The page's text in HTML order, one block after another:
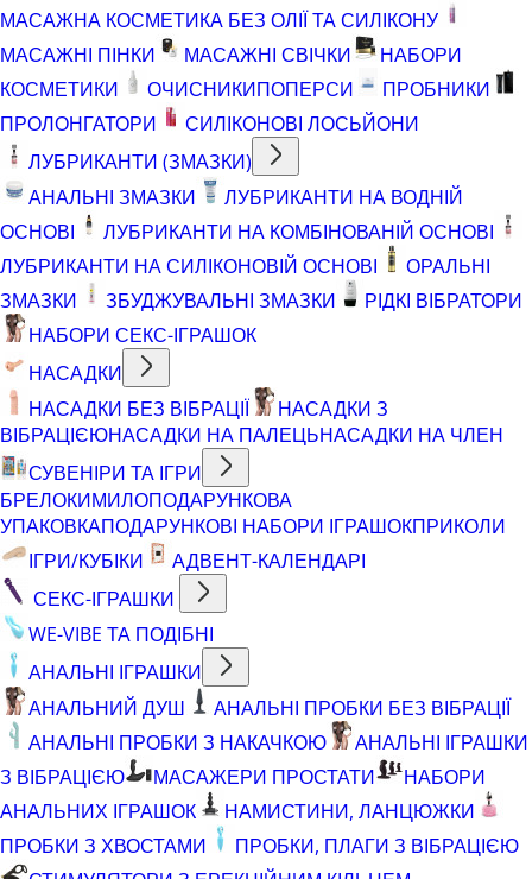
МАСАЖНА КОСМЕТИКА БЕЗ ОЛІЇ ТА СИЛІКОНУ
МАСАЖНІ ПІНКИ
МАСАЖНІ СВІЧКИ
НАБОРИ
КОСМЕТИКИ
ОЧИСНИКИПОПЕРСИ
ПРОБНИКИ
ПРОЛОНГАТОРИ
СИЛІКОНОВІ ЛОСЬЙОНИ
ЛУБРИКАНТИ (ЗМАЗКИ)
АНАЛЬНІ ЗМАЗКИ
ЛУБРИКАНТИ НА ВОДНІЙ
ОСНОВІ
ЛУБРИКАНТИ НА КОМБІНОВАНІЙ ОСНОВІ
ЛУБРИКАНТИ НА СИЛІКОНОВІЙ ОСНОВІ
ОРАЛЬНІ
ЗМАЗКИ
ЗБУДЖУВАЛЬНІ ЗМАЗКИ
РІДКІ ВІБРАТОРИ
НАБОРИ СЕКС-ІГРАШОК
НАСАДКИ
НАСАДКИ БЕЗ ВІБРАЦІЇ
НАСАДКИ З
ВІБРАЦІЄЮНАСАДКИ НА ПАЛЕЦЬНАСАДКИ НА ЧЛЕН
СУВЕНІРИ ТА ІГРИ
БРЕЛОКИМИЛОПОДАРУНКОВА
УПАКОВКАПОДАРУНКОВІ НАБОРИ ІГРАШОКПРИКОЛИ
ІГРИ/КУБІКИ
АДВЕНТ-КАЛЕНДАРІ
СЕКС-ІГРАШКИ
WE-VIBE ТА ПОДІБНІ
АНАЛЬНІ ІГРАШКИ
АНАЛЬНИЙ ДУШ
АНАЛЬНІ ПРОБКИ БЕЗ ВІБРАЦІЇ
АНАЛЬНІ ПРОБКИ З НАКАЧКОЮ
АНАЛЬНІ ІГРАШКИ
З ВІБРАЦІЄЮ
МАСАЖЕРИ ПРОСТАТИ
НАБОРИ
АНАЛЬНИХ ІГРАШОК
НАМИСТИНИ, ЛАНЦЮЖКИ
ПРОБКИ З ХВОСТАМИ
ПРОБКИ, ПЛАГИ З ВІБРАЦІЄЮ